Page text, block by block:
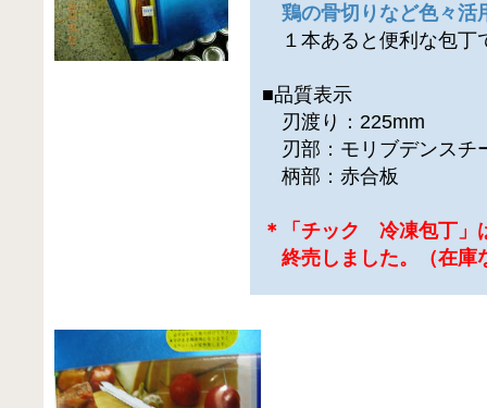
鶏の骨切りなど色々活
１本あると便利な包丁
■品質表示
刃渡り：225mm
刃部：モリブデンスチ
柄部：赤合板
＊「チック 冷凍包丁」
終売しました。（在庫